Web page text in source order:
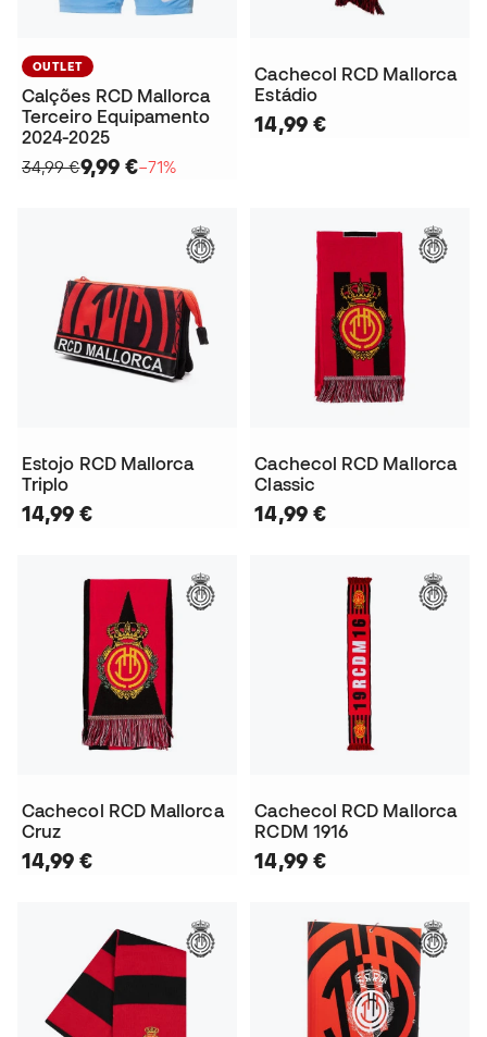
OUTLET
Calções RCD Mallorca
Terceiro Equipamento
2024-2025
34,99 €9,99 €−71%
Cachecol RCD Mallorca
Estádio
14,99 €
Estojo RCD Mallorca
Triplo
14,99 €
Cachecol RCD Mallorca
Classic
14,99 €
Cachecol RCD Mallorca
Cruz
14,99 €
Cachecol RCD Mallorca
RCDM 1916
14,99 €